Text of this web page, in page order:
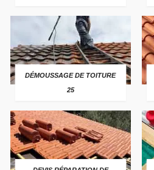
DÉMOUSSAGE DE TOITURE
25